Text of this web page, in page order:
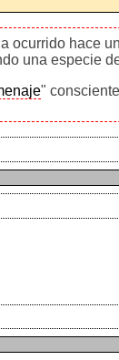
ocurrido hace
una especie
"